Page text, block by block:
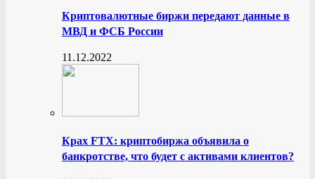
Криптовалютные биржи передают данные в
МВД и ФСБ России
11.12.2022
Крах FTX: криптобиржа объявила о
банкротстве, что будет с активами клиентов?